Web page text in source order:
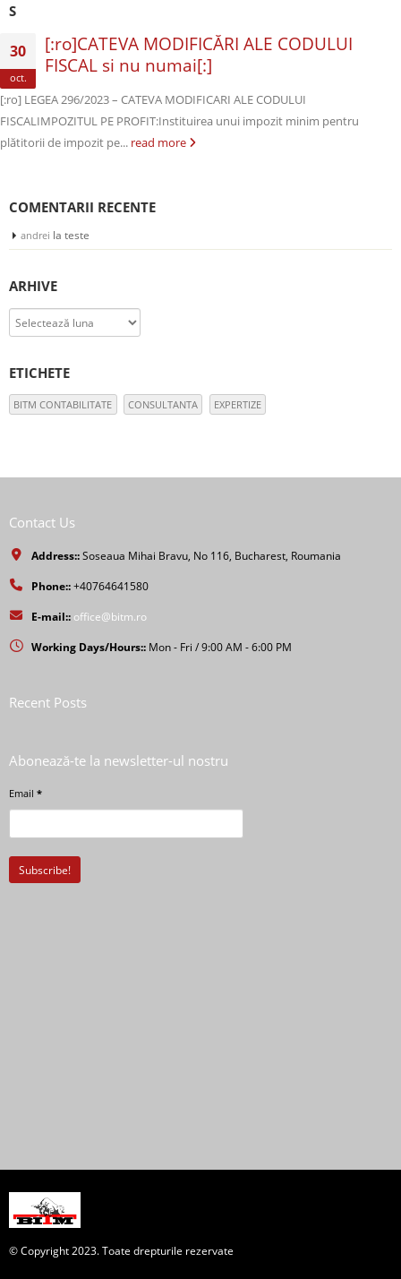
S
30
oct.
[:ro]CATEVA MODIFICĂRI ALE CODULUI
FISCAL si nu numai[:]
[:ro] LEGEA 296/2023 – CATEVA MODIFICARI ALE CODULUI
FISCALIMPOZITUL PE PROFIT:Instituirea unui impozit minim pentru
plătitorii de impozit pe... read more
COMENTARII RECENTE
andrei la teste
ARHIVE
Arhive
ETICHETE
BITM CONTABILITATE CONSULTANTA EXPERTIZE
Contact Us
Address::Soseaua Mihai Bravu, No 116, Bucharest, Roumania
Phone::+40764641580
E-mail:: office@bitm.ro
Working Days/Hours:: Mon - Fri / 9:00 AM - 6:00 PM
Recent Posts
Abonează-te la newsletter-ul nostru
Email *
© Copyright 2023. Toate drepturile rezervate